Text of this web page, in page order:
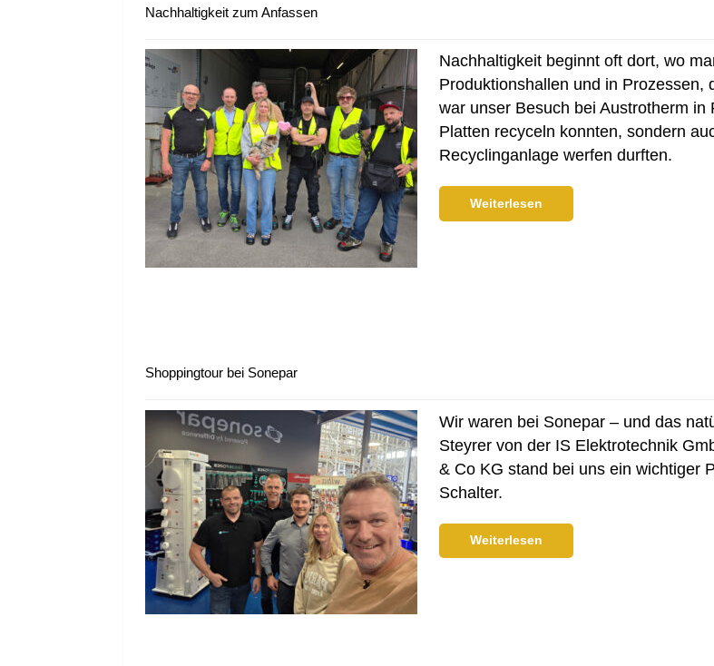
Nachhaltigkeit zum Anfassen
Nachhaltigkeit beginnt oft dort, wo
Produktionshallen und in Prozessen,
war unser Besuch bei Austrotherm
Platten recyceln konnten, sondern
Recyclinganlage werfen durften.
Weiterlesen
Shoppingtour bei Sonepar
Wir waren bei Sonepar – und das
Steyrer von der IS Elektrotechnik
& Co KG stand bei uns ein wichtiger
Schalter.
Weiterlesen